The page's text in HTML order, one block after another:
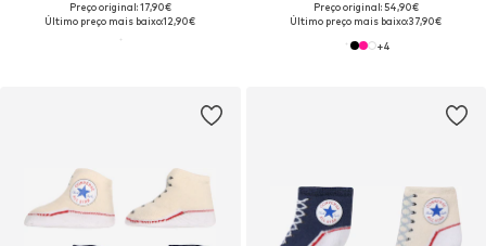
Preço original: 17,90€
Último preço mais baixo:12,90€
Preço original: 54,90€
Último preço mais baixo:37,90€
+4